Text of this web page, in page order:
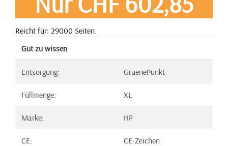
Reicht für: 29000 Seiten.
Gut zu wissen
Entsorgung: GruenePunkt
Füllmenge: XL
Marke: HP
CE: CE-Zeichen